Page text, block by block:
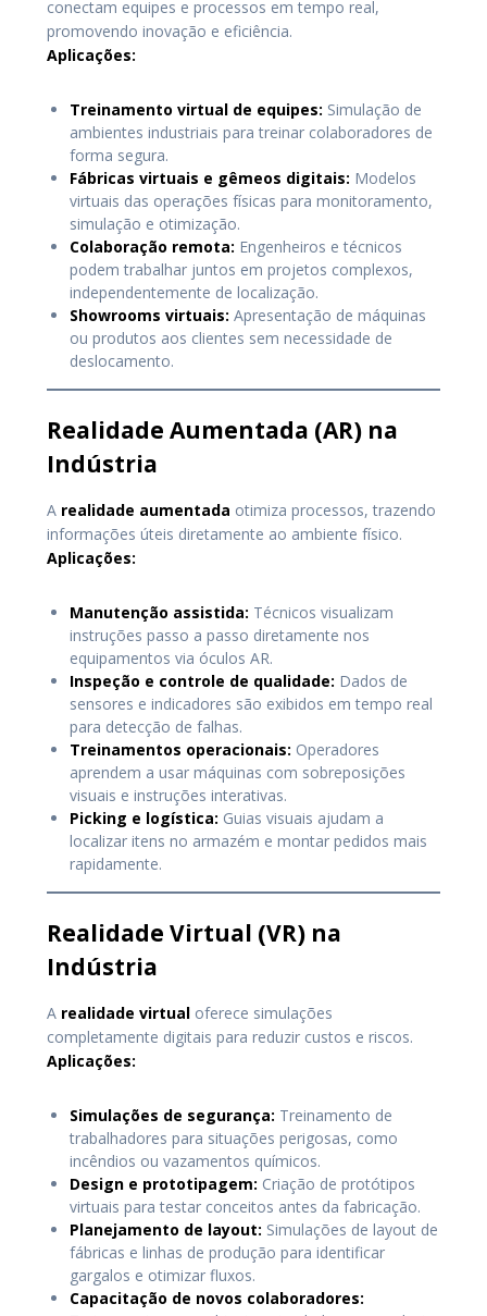
conectam equipes e processos em tempo real,
promovendo inovação e eficiência.
Aplicações:
Treinamento virtual de equipes: Simulação de
ambientes industriais para treinar colaboradores de
forma segura.
Fábricas virtuais e gêmeos digitais: Modelos
virtuais das operações físicas para monitoramento,
simulação e otimização.
Colaboração remota: Engenheiros e técnicos
podem trabalhar juntos em projetos complexos,
independentemente de localização.
Showrooms virtuais: Apresentação de máquinas
ou produtos aos clientes sem necessidade de
deslocamento.
Realidade Aumentada (AR) na
Indústria
A realidade aumentada otimiza processos, trazendo
informações úteis diretamente ao ambiente físico.
Aplicações:
Manutenção assistida: Técnicos visualizam
instruções passo a passo diretamente nos
equipamentos via óculos AR.
Inspeção e controle de qualidade: Dados de
sensores e indicadores são exibidos em tempo real
para detecção de falhas.
Treinamentos operacionais: Operadores
aprendem a usar máquinas com sobreposições
visuais e instruções interativas.
Picking e logística: Guias visuais ajudam a
localizar itens no armazém e montar pedidos mais
rapidamente.
Realidade Virtual (VR) na
Indústria
A realidade virtual oferece simulações
completamente digitais para reduzir custos e riscos.
Aplicações:
Simulações de segurança: Treinamento de
trabalhadores para situações perigosas, como
incêndios ou vazamentos químicos.
Design e prototipagem: Criação de protótipos
virtuais para testar conceitos antes da fabricação.
Planejamento de layout: Simulações de layout de
fábricas e linhas de produção para identificar
gargalos e otimizar fluxos.
Capacitação de novos colaboradores: